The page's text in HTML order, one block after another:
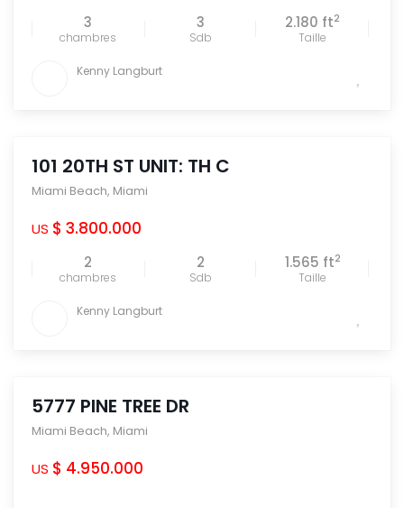
3
chambres
3
Sdb
2.180 ft2
Taille
Kenny Langburt
101 20TH ST UNIT: TH C
Miami Beach, Miami
US $ 3.800.000
2
chambres
2
Sdb
1.565 ft2
Taille
Kenny Langburt
5777 PINE TREE DR
Miami Beach, Miami
US $ 4.950.000